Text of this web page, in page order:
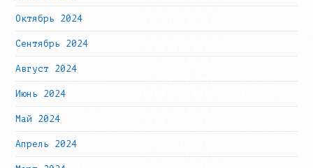
Октябрь 2024
Сентябрь 2024
Август 2024
Июнь 2024
Май 2024
Апрель 2024